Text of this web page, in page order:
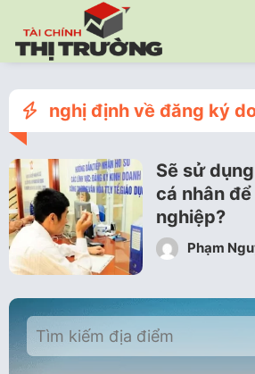
nghị định về đăng ký
Sẽ sử
cá nhân
nghiệp?
Phạm